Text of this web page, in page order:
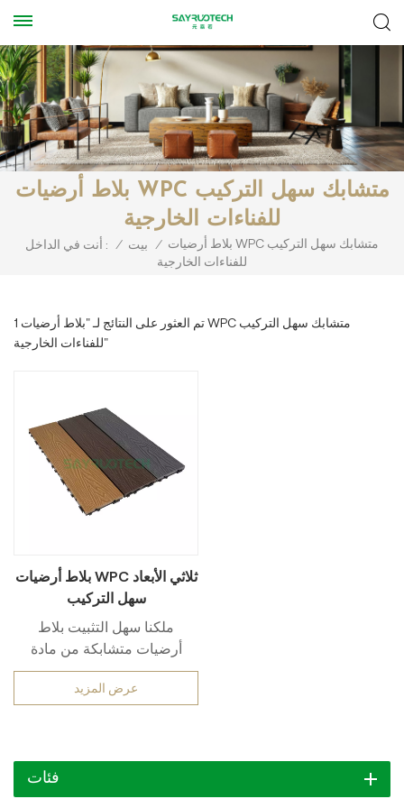
بلاط أرضيات WPC متشابك سهل التركيب
للفناءات الخارجية
أنت في الداخل : / بيت / بلاط أرضيات WPC متشابك سهل التركيب
للفناءات الخارجية
1 تم العثور على النتائج لـ "بلاط أرضيات WPC متشابك سهل التركيب
للفناءات الخارجية"
بلاط أرضيات WPC ثلاثي الأبعاد
سهل التركيب
ملكنا سهل التثبيت بلاط
أرضيات متشابكة من مادة
WPC ثلاثية الأبعاد اجمع بين
الأناقة والعملية لترتقي
البلاطات مقاومة للرطوبة
والأشعة فوق البنفسجية
عرض المزيد
فئات